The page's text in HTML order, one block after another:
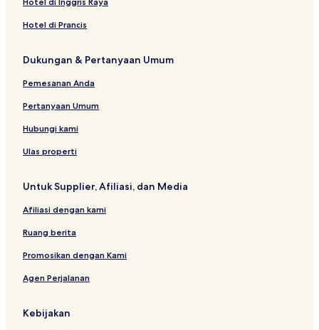
Hotel di Prancis
Dukungan & Pertanyaan Umum
Pemesanan Anda
Pertanyaan Umum
Hubungi kami
Ulas properti
Untuk Supplier, Afiliasi, dan Media
Afiliasi dengan kami
Ruang berita
Promosikan dengan Kami
Agen Perjalanan
Kebijakan